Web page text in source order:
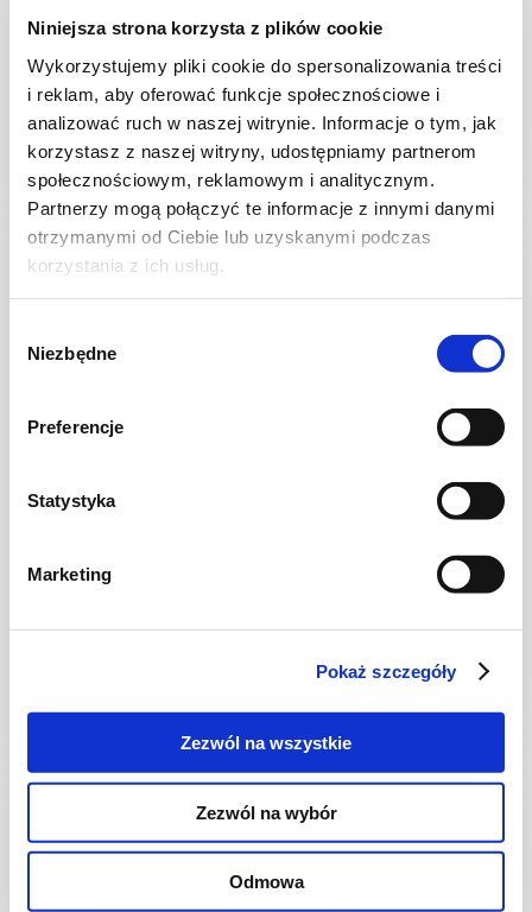
Niniejsza strona korzysta z plików cookie
Wykorzystujemy pliki cookie do spersonalizowania treści
i reklam, aby oferować funkcje społecznościowe i
analizować ruch w naszej witrynie. Informacje o tym, jak
korzystasz z naszej witryny, udostępniamy partnerom
społecznościowym, reklamowym i analitycznym.
Partnerzy mogą połączyć te informacje z innymi danymi
otrzymanymi od Ciebie lub uzyskanymi podczas
korzystania z ich usług.
zgody
Niezbędne
Preferencje
Statystyka
Marketing
Pokaż szczegóły
Zezwól na wszystkie
Zezwól na wybór
Odmowa
Duet letni: pomidory i mozzarella
- - -
Chłodnikowanie czas zacząć...
2 godz. 176 kcal 6